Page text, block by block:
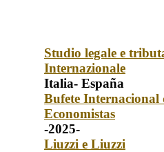
Studio legale e
Internazionale
Italia- España
Bufete Internacional
Economistas
-2025-
Liuzzi e Liuzzi